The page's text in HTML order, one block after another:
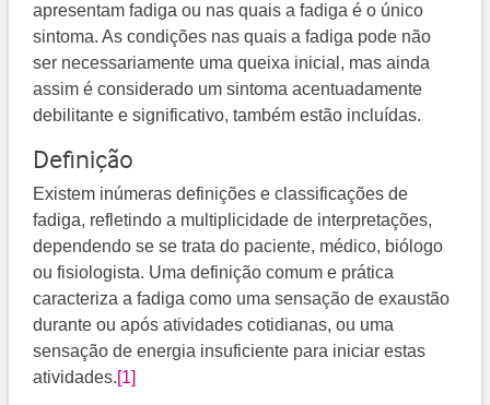
apresentam fadiga ou nas quais a fadiga é o único
sintoma. As condições nas quais a fadiga pode não
ser necessariamente uma queixa inicial, mas ainda
assim é considerado um sintoma acentuadamente
debilitante e significativo, também estão incluídas.
Definição
Existem inúmeras definições e classificações de
fadiga, refletindo a multiplicidade de interpretações,
dependendo se se trata do paciente, médico, biólogo
ou fisiologista. Uma definição comum e prática
caracteriza a fadiga como uma sensação de exaustão
durante ou após atividades cotidianas, ou uma
sensação de energia insuficiente para iniciar estas
atividades.[1]